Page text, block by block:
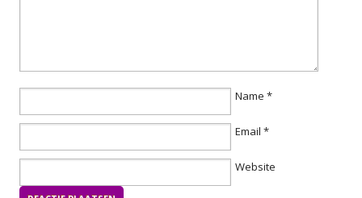
Name *
Email *
Website